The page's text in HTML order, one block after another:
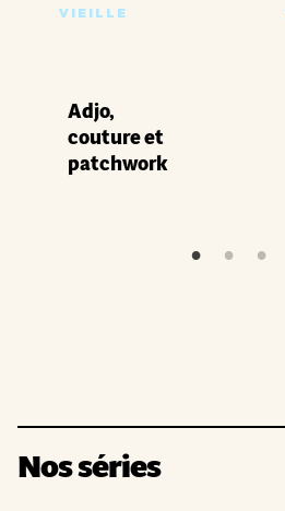
VIEILLE
Adjo,
couture et
patchwork
Nos séries